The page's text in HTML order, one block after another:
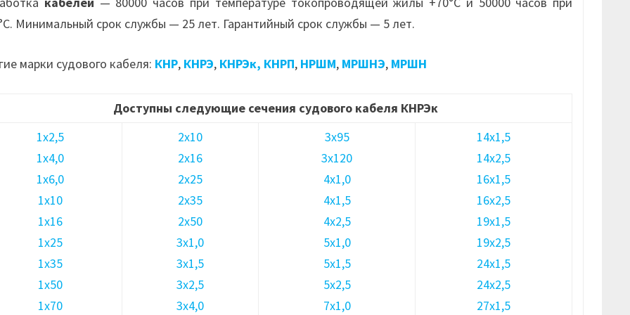
Минимальный срок службы — 25 лет. Гарантийный срок службы — 5 лет.
марки судового кабеля: КНР, КНРЭ, КНРЭк, КНРП, НРШМ, МРШНЭ, МРШН
Доступны следующие сечения судового кабеля КНРЭк
1х2,5
1х4,0
1х6,0
1х10
1х16
1х25
1х35
1х50
1х70
2х10
2х16
2х25
2х35
2х50
3х1,0
3х1,5
3х2,5
3х4,0
3х95
3х120
4х1,0
4х1,5
4х2,5
5х1,0
5х1,5
5х2,5
7х1,0
14х1,5
14х2,5
16х1,5
16х2,5
19х1,5
19х2,5
24х1,5
24х2,5
27х1,5